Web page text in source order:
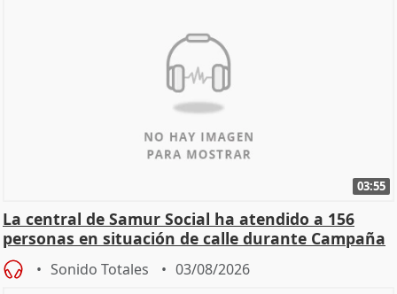
03:55
La central de Samur Social ha atendido a 156
personas en situación de calle durante Campaña
de Calor
Sonido Totales 03/08/2026